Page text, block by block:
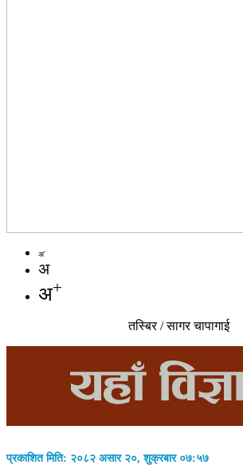
अ-
अ
अ+
तस्बिर / सागर चापागाई
प्रकाशित मिति: २०८२ असार २०, शुक्रबार ०७:५७